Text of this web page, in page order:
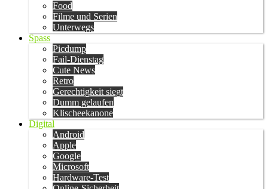
Food
Filme und Serien
Unterwegs
Spass
Picdump
Fail-Dienstag
Cute News
Retro
Gerechtigkeit siegt
Dumm gelaufen
Klischeekanone
Digital
Android
Apple
Google
Microsoft
Hardware-Test